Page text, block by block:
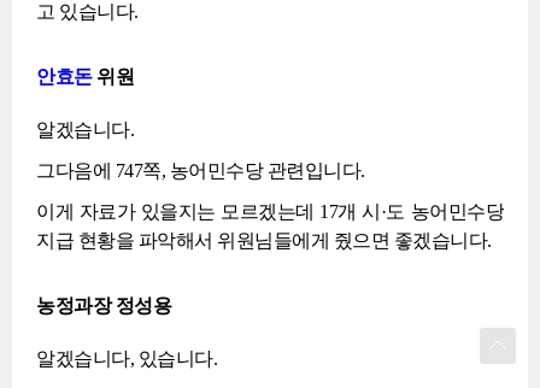
고 있습니다.
안효돈위원
알겠습니다.
그다음에 747쪽, 농어민수당 관련입니다.
이게 자료가 있을지는 모르겠는데 17개 시·도 농어민수당
지급 현황을 파악해서 위원님들에게 줬으면 좋겠습니다.
농정과장 정성용
알겠습니다, 있습니다.